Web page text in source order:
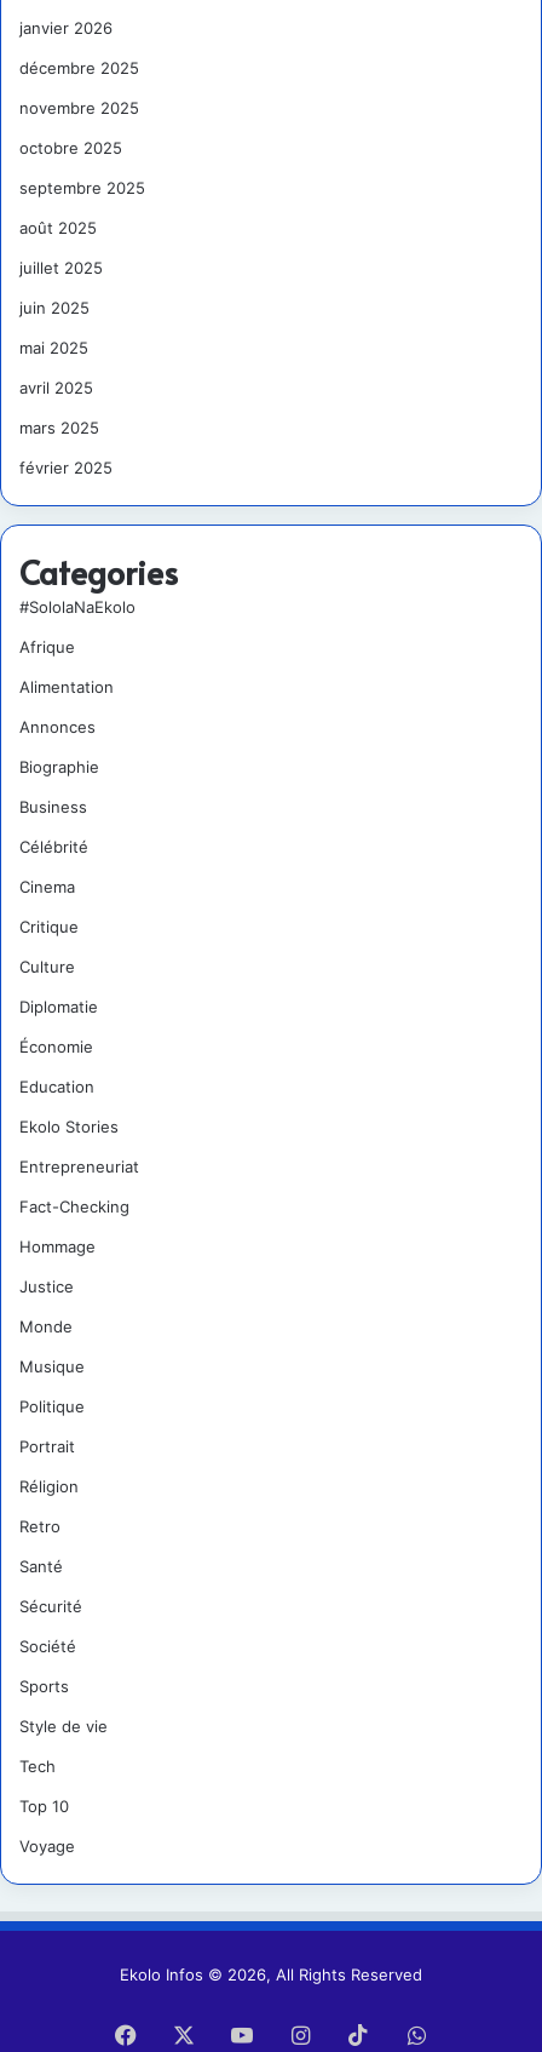
janvier 2026
décembre 2025
novembre 2025
octobre 2025
septembre 2025
août 2025
juillet 2025
juin 2025
mai 2025
avril 2025
mars 2025
février 2025
Categories
#SololaNaEkolo
Afrique
Alimentation
Annonces
Biographie
Business
Célébrité
Cinema
Critique
Culture
Diplomatie
Économie
Education
Ekolo Stories
Entrepreneuriat
Fact-Checking
Hommage
Justice
Monde
Musique
Politique
Portrait
Réligion
Retro
Santé
Sécurité
Société
Sports
Style de vie
Tech
Top 10
Voyage
Ekolo Infos © 2026, All Rights Reserved
Facebook YouTubeInstagram
TikTokWhatsApp